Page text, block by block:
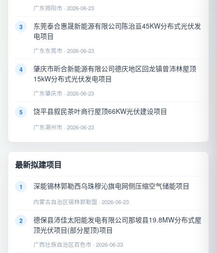
广东揭阳市 · 2026-06-23
3
东莞泰合惠晟新能源有限公司陈治亘45KW分布式光伏发
电项目
广东东莞市 · 2026-06-23
4
肇庆市昕合新能源有限公司德庆地区回龙镇曾沛林屋顶
15kW分布式光伏发电项目
广东肇庆市 · 2026-06-23
5 饶平县叙民茶叶商行屋顶66KW光伏建设项目
广东潮州市 · 2026-06-23
最新拟建项目
1 深能锡林郭勒西乌珠穆沁旗电网侧压缩空气储能项目
内蒙古自治区锡林郭勒盟 · 2026-06-23
2
德保县沛佳太阳能发电有限公司那坡县19.8MW分布式屋
顶光伏项目(部分屋顶)项目
广西壮族自治区百色市 · 2026-06-23